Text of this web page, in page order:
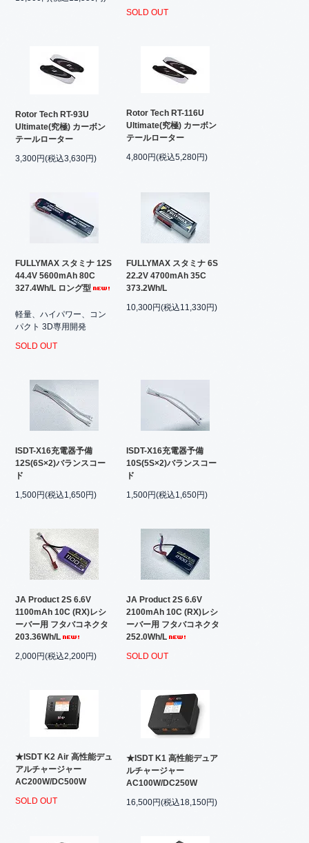
SOLD OUT
Rotor Tech RT-93U
Ultimate(究極) カーボン
テールローター
3,300円(税込3,630円)
Rotor Tech RT-116U
Ultimate(究極) カーボン
テールローター
4,800円(税込5,280円)
FULLYMAX スタミナ 12S
44.4V 5600mAh 80C
327.4Wh/L ロング型
軽量、ハイパワー、コン
パクト 3D専用開発
SOLD OUT
FULLYMAX スタミナ 6S
22.2V 4700mAh 35C
373.2Wh/L
10,300円(税込11,330円)
ISDT-X16充電器予備
12S(6S×2)バランスコー
ド
1,500円(税込1,650円)
ISDT-X16充電器予備
10S(5S×2)バランスコー
ド
1,500円(税込1,650円)
JA Product 2S 6.6V
1100mAh 10C (RX)レシ
ーバー用 フタバコネクタ
203.36Wh/L
2,000円(税込2,200円)
JA Product 2S 6.6V
2100mAh 10C (RX)レシ
ーバー用 フタバコネクタ
252.0Wh/L
SOLD OUT
★ISDT K2 Air 高性能デュ
アルチャージャー
AC200W/DC500W
SOLD OUT
★ISDT K1 高性能デュア
ルチャージャー
AC100W/DC250W
16,500円(税込18,150円)